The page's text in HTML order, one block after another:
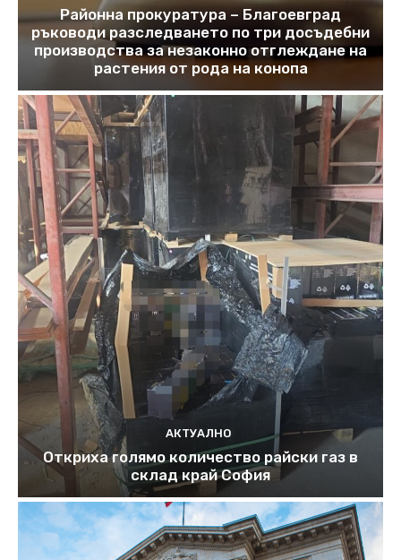
Районна прокуратура – Благоевград
ръководи разследването по три досъдебни
производства за незаконно отглеждане на
растения от рода на конопа
АКТУАЛНО
Откриха голямо количество райски газ в
склад край София